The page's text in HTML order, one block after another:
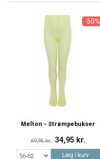
-50%
Melton - Strømpebukser
69,95 kr. 34,95 kr.
Læg i kurv